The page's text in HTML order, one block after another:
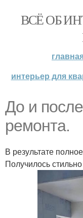
ВСЁ ОБ
интерьер для
До и
ремонта.
В результате
Получилось